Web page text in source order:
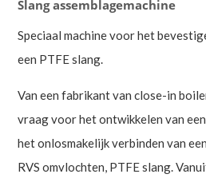
Slang assemblagemachine
Speciaal machine voor het
een PTFE slang.
Van een fabrikant van close-in
vraag voor het ontwikkelen van
het onlosmakelijk verbinden van
RVS omvlochten, PTFE slang.